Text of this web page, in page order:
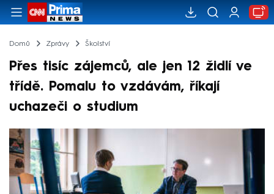
Domů Zprávy Školství
Přes tisíc zájemců, ale jen 12 židlí ve
třídě. Pomalu to vzdávám, říkají
uchazeči o studium